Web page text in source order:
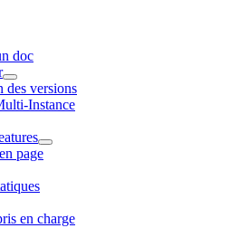
doc
des versions
Instance
page
en charge